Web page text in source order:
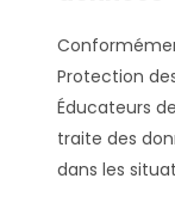
Protection
Éducateurs
traite des
dans les